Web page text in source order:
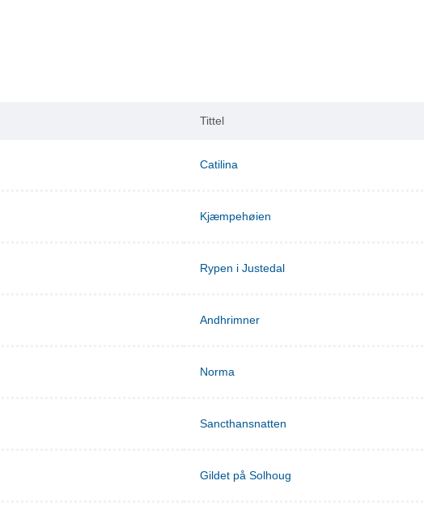
Tittel
Catilina
Kjæmpehøien
Rypen i Justedal
Andhrimner
Norma
Sancthansnatten
Gildet på Solhoug